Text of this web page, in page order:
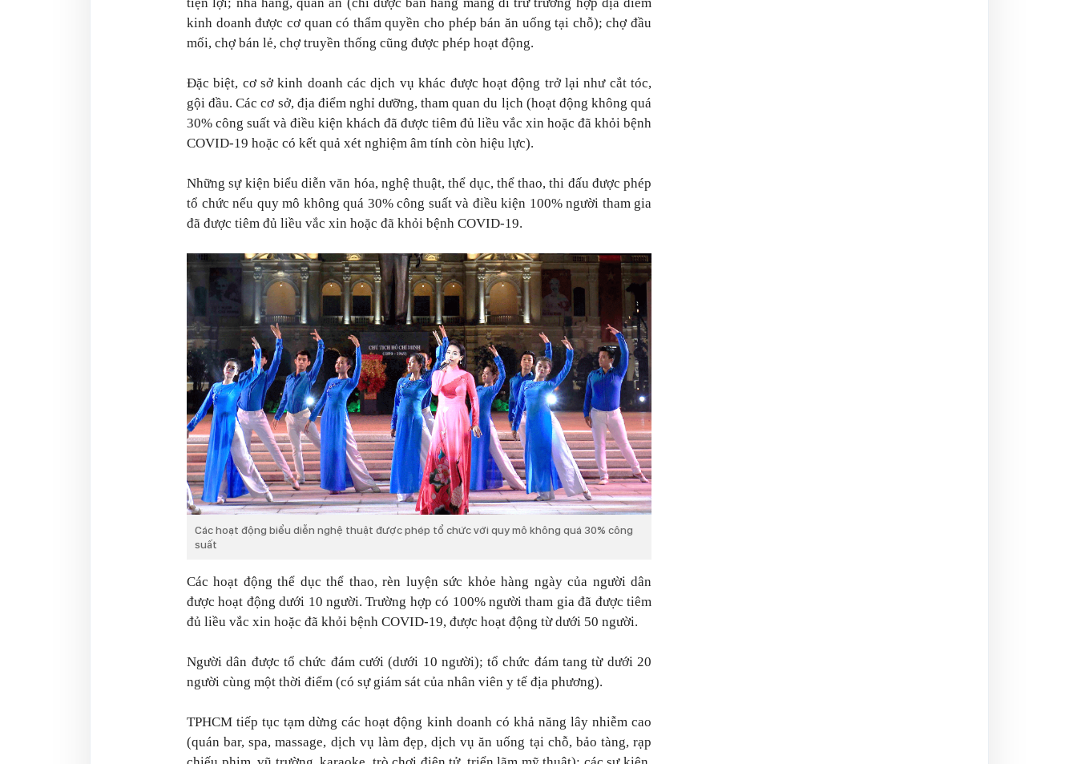
kinh doanh được cơ quan có thẩm quyền cho phép bán ăn uống tại chỗ); chợ đầu
mối, chợ bán lẻ, chợ truyền thống cũng được phép hoạt động.
Đặc biệt, cơ sở kinh doanh các dịch vụ khác được hoạt động trở lại như cắt tóc,
gội đầu. Các cơ sở, địa điểm nghỉ dưỡng, tham quan du lịch (hoạt động không quá
30% công suất và điều kiện khách đã được tiêm đủ liều vắc xin hoặc đã khỏi bệnh
COVID-19 hoặc có kết quả xét nghiệm âm tính còn hiệu lực).
Những sự kiện biểu diễn văn hóa, nghệ thuật, thể dục, thể thao, thi đấu được phép
tổ chức nếu quy mô không quá 30% công suất và điều kiện 100% người tham gia
đã được tiêm đủ liều vắc xin hoặc đã khỏi bệnh COVID-19.
Các hoạt động biểu diễn nghệ thuật được phép tổ chức với quy mô không quá 30% công
suất
Các hoạt động thể dục thể thao, rèn luyện sức khỏe hàng ngày của người dân
được hoạt động dưới 10 người. Trường hợp có 100% người tham gia đã được tiêm
đủ liều vắc xin hoặc đã khỏi bệnh COVID-19, được hoạt động từ dưới 50 người.
Người dân được tổ chức đám cưới (dưới 10 người); tổ chức đám tang từ dưới 20
người cùng một thời điểm (có sự giám sát của nhân viên y tế địa phương).
TPHCM tiếp tục tạm dừng các hoạt động kinh doanh có khả năng lây nhiễm cao
(quán bar, spa, massage, dịch vụ làm đẹp, dịch vụ ăn uống tại chỗ, bảo tàng, rạp